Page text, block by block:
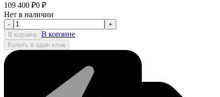
109 400 ₽0 ₽
Нет в наличии
-
+
В корзину В корзине
Купить в один клик